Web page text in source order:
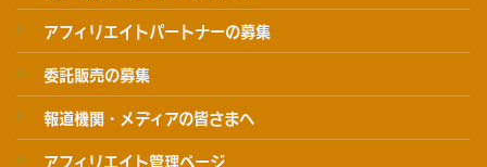
アフィリエイトパートナーの募集
委託販売の募集
報道機関・メディアの皆さまへ
アフィリエイト管理ページ